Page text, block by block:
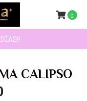
0
CALIPSO